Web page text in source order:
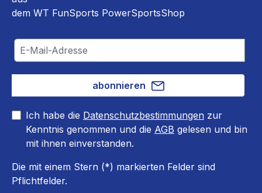
dem WT FunSports PowerSportsShop
abonnieren
Ich habe die Datenschutzbestimmungen zur
Kenntnis genommen und die AGB gelesen und bin
mit ihnen einverstanden.
Die mit einem Stern (*) markierten Felder sind
Pflichtfelder.